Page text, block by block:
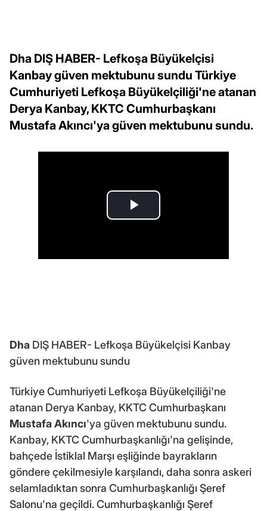
Dha DIŞ HABER- Lefkoşa Büyükelçisi
Kanbay güven mektubunu sundu Türkiye
Cumhuriyeti Lefkoşa Büyükelçiliği'ne atanan
Derya Kanbay, KKTC Cumhurbaşkanı
Mustafa Akıncı'ya güven mektubunu sundu.
Dha DIŞ HABER- Lefkoşa Büyükelçisi Kanbay
güven mektubunu sundu
Türkiye Cumhuriyeti Lefkoşa Büyükelçiliği'ne
atanan Derya Kanbay, KKTC Cumhurbaşkanı
Mustafa Akıncı'ya güven mektubunu sundu.
Kanbay, KKTC Cumhurbaşkanlığı'na gelişinde,
bahçede İstiklal Marşı eşliğinde bayrakların
göndere çekilmesiyle karşılandı, daha sonra askeri
selamladıktan sonra Cumhurbaşkanlığı Şeref
Salonu'na geçildi. Cumhurbaşkanlığı Şeref